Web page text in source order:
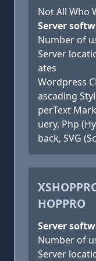
Not All Who
Server
Number of
Server
ates
Wordpress
ascading
perText
uery, Php
back, SVG
HOPPRO
Server
Number of
Server